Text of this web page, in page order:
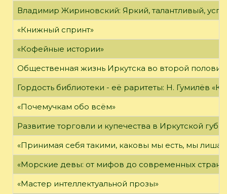
Владимир Жириновский: Яркий, талантливый,
«Книжный спринт»
«Кофейные истории»
Общественная жизнь Иркутска во второй
Гордость библиотеки - её раритеты: Н. Гумилёв
«Почемучкам обо всём»
Развитие торговли и купечества в Иркутской
«Принимая себя такими, каковы мы есть, мы
«Морские девы: от мифов до современных
«Мастер интеллектуальной прозы»